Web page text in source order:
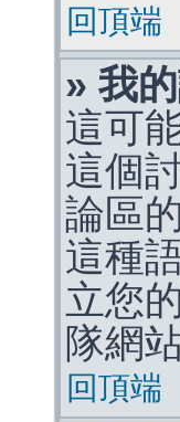
回頂端
» 我
這可
這個
論區
這種
立您
隊網
回頂端